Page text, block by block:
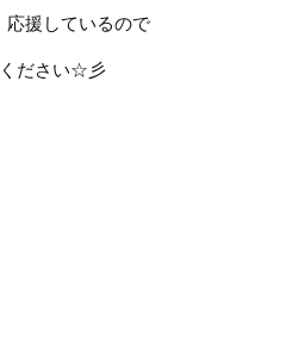
応援しているので
ださい☆ 彡